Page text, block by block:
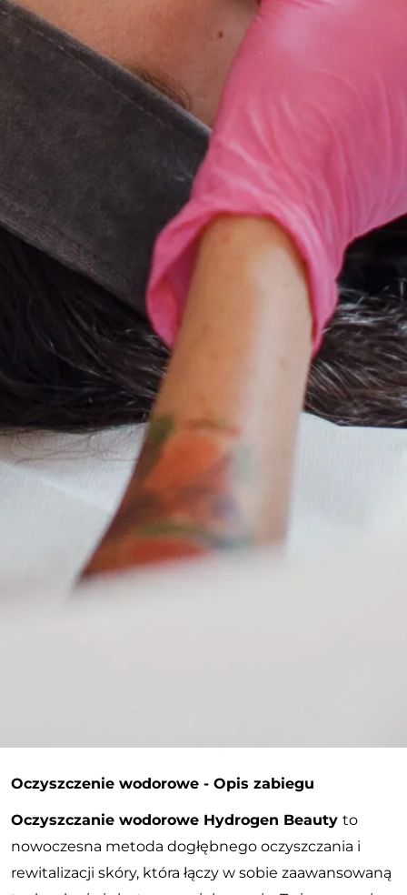
Oczyszczenie wodorowe - Opis zabiegu
Oczyszczanie wodorowe Hydrogen Beauty to
nowoczesna metoda dogłębnego oczyszczania i
rewitalizacji skóry, która łączy w sobie zaawansowaną